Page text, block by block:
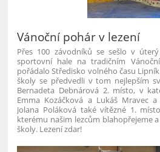
Vánoční pohár v lezení
Přes 100 závodníků se sešlo v
sportovní hale na tradičním
pořádalo Středisko volného času
školy se předvedli v tom nejlepším
Bernadeta Debnárová 2. místo, v
Emma Kozáčková a Lukáš Mravec
Jolana Poláková také vítězné 1.
kterému našim lezcům blahopřejeme
školy. Lezení zdar!